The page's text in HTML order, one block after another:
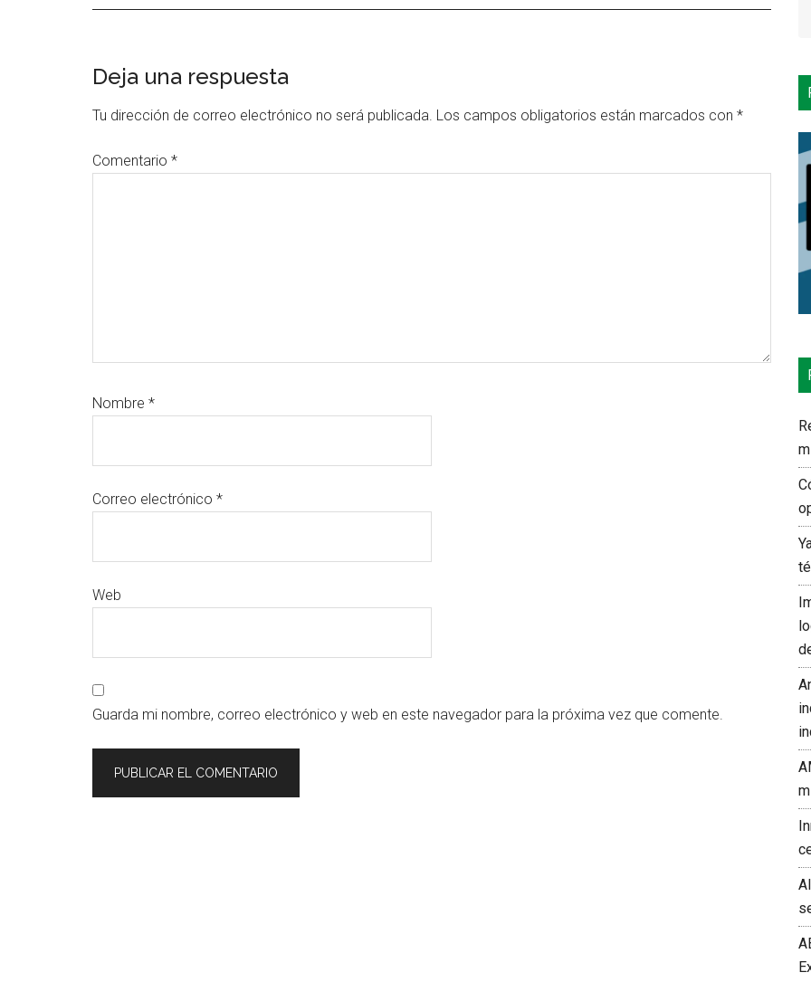
Interacciones
con
lectores
Deja una respuesta
Tu dirección de correo electrónico no será publicada. Los campos obligatorios están marcados con *
Comentario *
Nombre *
Correo electrónico *
Web
Guarda mi nombre, correo electrónico y web en este navegador para la próxima vez que comente.